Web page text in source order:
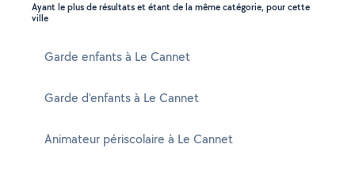
Ayant le plus de résultats et étant de la même catégorie, pour cette
ville
Garde enfants à Le Cannet
Garde d'enfants à Le Cannet
Animateur périscolaire à Le Cannet